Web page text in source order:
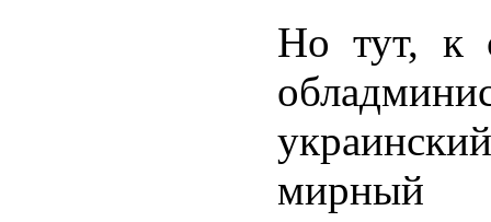
Но тут, к
мирный